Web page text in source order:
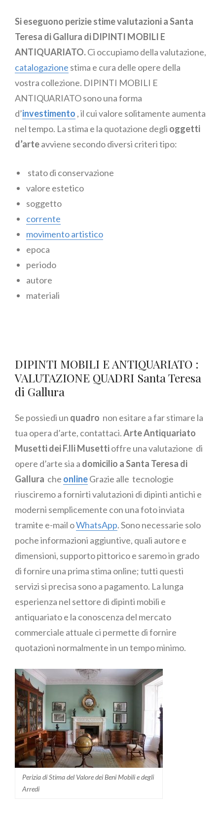
Si eseguono perizie stime valutazioni a Santa
Teresa di Gallura di DIPINTI MOBILI E
ANTIQUARIATO.Ci occupiamo della valutazione,
catalogazione stima e cura delle opere della
vostra collezione. DIPINTI MOBILI E
ANTIQUARIATO sono una forma
d’investimento , il cui valore solitamente aumenta
nel tempo. La stima e la quotazione degli oggetti
d’arteavviene secondo diversi criteri tipo:
stato di conservazione
valore estetico
soggetto
corrente
movimento artistico
epoca
periodo
autore
materiali
DIPINTI MOBILI E ANTIQUARIATO :
VALUTAZIONE QUADRI Santa Teresa
di Gallura
Se possiedi un quadro non esitare a far stimare la
tua opera d’arte, contattaci.Arte Antiquariato
Musetti dei F.lli Musettioffre una valutazione di
opere d’arte sia a domicilio a Santa Teresa di
Gallura che onlineGrazie alle tecnologie
riusciremo a fornirti valutazioni di dipinti antichi e
moderni semplicemente con una foto inviata
tramite e-mail oWhatsApp. Sono necessarie solo
poche informazioni aggiuntive, quali autore e
dimensioni, supporto pittorico e saremo in grado
di fornire una prima stima online; tutti questi
servizi si precisa sono a pagamento. La lunga
esperienza nel settore di dipinti mobili e
antiquariato e la conoscenza del mercato
commerciale attuale ci permette di fornire
quotazioni normalmente in un tempo minimo.
Perizia di Stima del Valore dei Beni Mobili e degli
Arredi